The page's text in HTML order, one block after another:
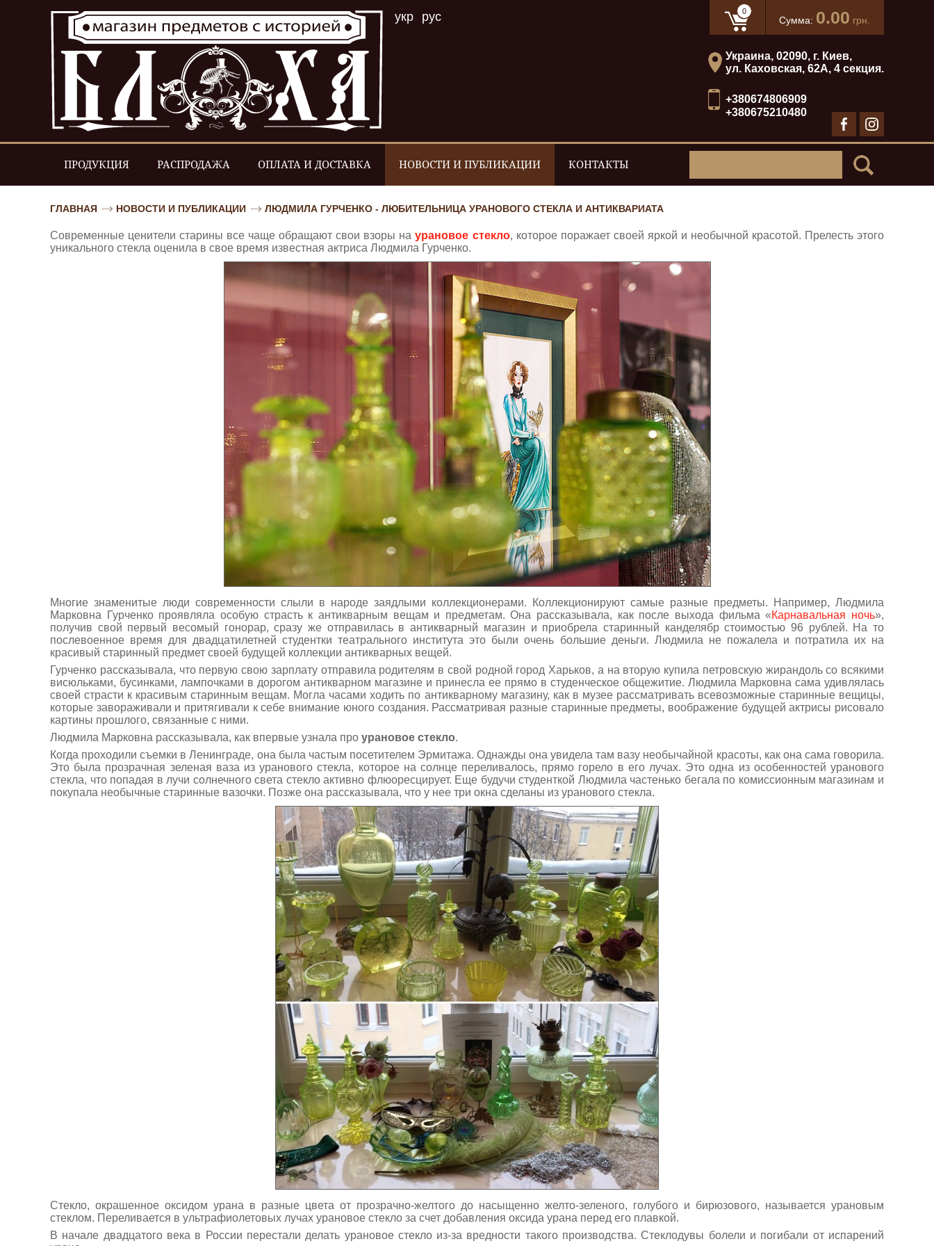
0
Сумма: 0.00 грн.
укр рус
Украина, 02090, г. Киев,
ул. Каховская, 62А, 4 секция.
+380674806909
+380675210480
ПРОДУКЦИЯ РАСПРОДАЖА ОПЛАТА И ДОСТАВКА НОВОСТИ И ПУБЛИКАЦИИ КОНТАКТЫ
ГЛАВНАЯ НОВОСТИ И ПУБЛИКАЦИИ ЛЮДМИЛА ГУРЧЕНКО - ЛЮБИТЕЛЬНИЦА УРАНОВОГО СТЕКЛА И АНТИКВАРИАТА
Современные ценители старины все чаще обращают свои взоры наурановое стекло, которое поражает своей яркой и необычной красотой. Прелесть этого
уникального стекла оценила в свое время известная актриса Людмила Гурченко.
Многие знаменитые люди современности слыли в народе заядлыми коллекционерами. Коллекционируют самые разные предметы. Например, Людмила
Марковна Гурченко проявляла особую страсть к антикварным вещам и предметам. Она рассказывала, как после выхода фильма «Карнавальная ночь»,
получив свой первый весомый гонорар, сразу же отправилась в антикварный магазин и приобрела старинный канделябр стоимостью 96 рублей. На то
послевоенное время для двадцатилетней студентки театрального института это были очень большие деньги. Людмила не пожалела и потратила их на
красивый старинный предмет своей будущей коллекции антикварных вещей.
Гурченко рассказывала, что первую свою зарплату отправила родителям в свой родной город Харьков, а на вторую купила петровскую жирандоль со всякими
висюльками, бусинками, лампочками в дорогом антикварном магазине и принесла ее прямо в студенческое общежитие. Людмила Марковна сама удивлялась
своей страсти к красивым старинным вещам. Могла часами ходить по антикварному магазину, как в музее рассматривать всевозможные старинные вещицы,
которые завораживали и притягивали к себе внимание юного создания. Рассматривая разные старинные предметы, воображение будущей актрисы рисовало
картины прошлого, связанные с ними.
Людмила Марковна рассказывала, как впервые узнала про урановое стекло.
Когда проходили съемки в Ленинграде, она была частым посетителем Эрмитажа. Однажды она увидела там вазу необычайной красоты, как она сама говорила.
Это была прозрачная зеленая ваза из уранового стекла, которое на солнце переливалось, прямо горело в его лучах. Это одна из особенностей уранового
стекла, что попадая в лучи солнечного света стекло активно флюоресцирует. Еще будучи студенткой Людмила частенько бегала по комиссионным магазинам и
покупала необычные старинные вазочки. Позже она рассказывала, что у нее три окна сделаны из уранового стекла.
Стекло, окрашенное оксидом урана в разные цвета от прозрачно-желтого до насыщенно желто-зеленого, голубого и бирюзового, называется урановым
стеклом. Переливается в ультрафиолетовых лучах урановое стекло за счет добавления оксида урана перед его плавкой.
В начале двадцатого века в России перестали делать урановое стекло из-за вредности такого производства. Стеклодувы болели и погибали от испарений